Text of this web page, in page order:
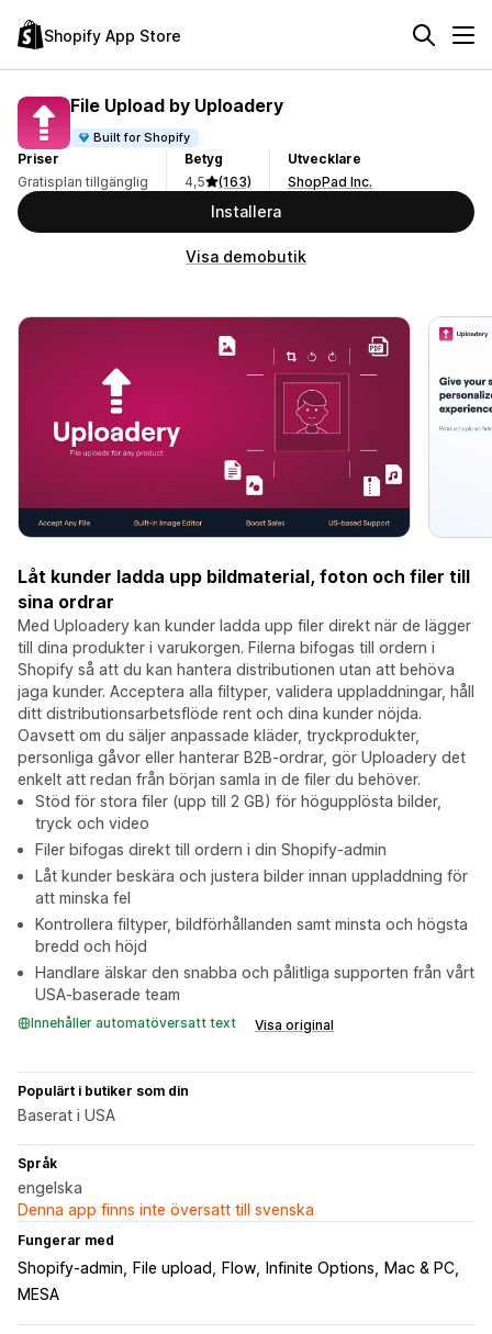
Shopify App Store
File Upload by Uploadery
Built for Shopify
Priser
Gratisplan tillgänglig
Betyg
4,5
(163)
Utvecklare
ShopPad Inc.
Installera
Visa demobutik
Låt kunder ladda upp bildmaterial, foton och filer till
sina ordrar
Med Uploadery kan kunder ladda upp filer direkt när de lägger
till dina produkter i varukorgen. Filerna bifogas till ordern i
Shopify så att du kan hantera distributionen utan att behöva
jaga kunder. Acceptera alla filtyper, validera uppladdningar, håll
ditt distributionsarbetsflöde rent och dina kunder nöjda.
Oavsett om du säljer anpassade kläder, tryckprodukter,
personliga gåvor eller hanterar B2B-ordrar, gör Uploadery det
enkelt att redan från början samla in de filer du behöver.
Stöd för stora filer (upp till 2 GB) för högupplösta bilder,
tryck och video
Filer bifogas direkt till ordern i din Shopify-admin
Låt kunder beskära och justera bilder innan uppladdning för
att minska fel
Kontrollera filtyper, bildförhållanden samt minsta och högsta
bredd och höjd
Handlare älskar den snabba och pålitliga supporten från vårt
USA-baserade team
Innehåller automatöversatt text Visa original
Populärt i butiker som din
Baserat i USA
Språk
engelska
Denna app finns inte översatt till svenska
Fungerar med
Shopify-admin File upload Flow Infinite Options
Mac & PC
MESA